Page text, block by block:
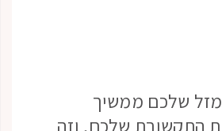
שלכם ממשיך
התקשורת שלכם, וזה